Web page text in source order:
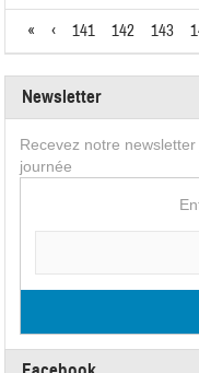
« ‹ 141 142 143
Newsletter
Recevez notre
journée